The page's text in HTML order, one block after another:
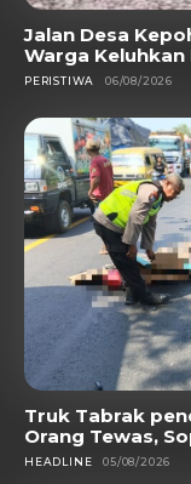
Jalan Desa
Warga
PERISTIWA 06/08/2026
Truk Tabrak
Orang Tewas,
HEADLINE 05/08/2026